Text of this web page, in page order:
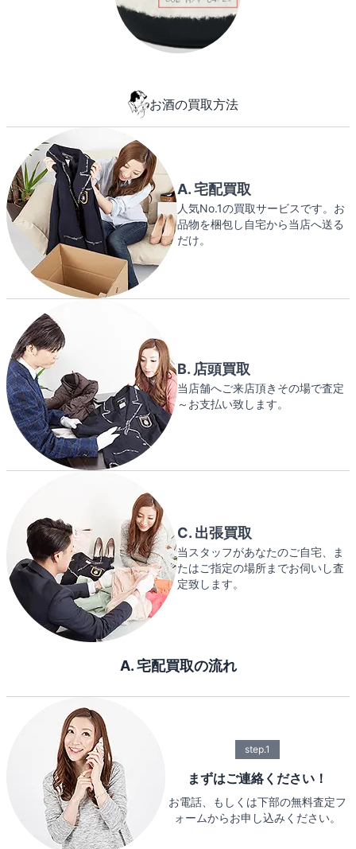
お酒の買取方法
A. 宅配買取
人気No.1の買取サービスです。お
品物を梱包し自宅から当店へ送る
だけ。
B. 店頭買取
当店舗へご来店頂きその場で査定
～お支払い致します。
C. 出張買取
当スタッフがあなたのご自宅、ま
たはご指定の場所までお伺いし査
定致します。
A. 宅配買取の流れ
step.1
まずはご連絡ください！
お電話、もしくは下部の無料査定フ
ォームからお申し込みください。